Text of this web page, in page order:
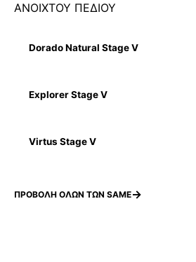
ΑΝΟΙΧΤΟΥ ΠΕΔΙΟΥ
Dorado Natural Stage V
Explorer Stage V
Virtus Stage V
ΠΡΟΒΟΛΗ ΟΛΩΝ ΤΩΝ SAME